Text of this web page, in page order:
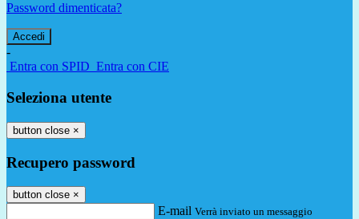
Password dimenticata?
-
Entra con SPID Entra con CIE
Seleziona utente
button close ×
Recupero password
button close ×
E-mail Verrà inviato un messaggio